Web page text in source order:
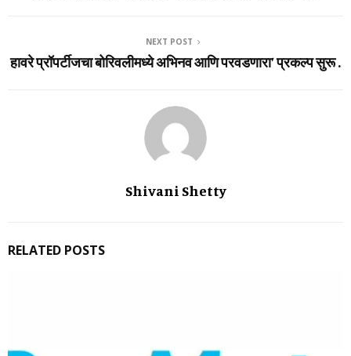
NEXT POST
हावरे प्रॉपर्टीजचा बोरिवलीमध्ये अभिनव आणि परवडणारा’ प्रकल्प सुरू .
Shivani Shetty
RELATED POSTS